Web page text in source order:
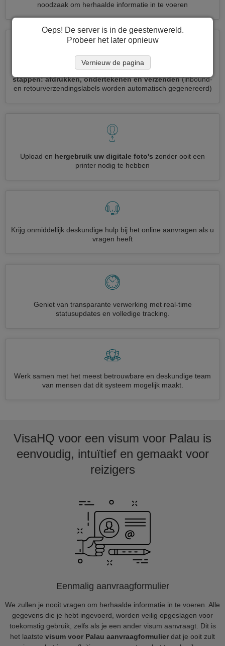
noodzaak om herhaalde informatie in te voeren
Verminder uw Palau visumaanvraag tot
stappen: afdrukken, ondertekenen en verzenden (inbound-
en retourverzendingslabels worden automatisch gegenereerd)
Upload en hergebruik uw digitale foto's zonder ooit een
printer nodig te hebben
Krijg onmiddellijk deskundige hulp bij het online aanvragen als u
vragen heeft
Geniet van transparante verwerking met real-time
statusupdates en volledige tracking.
Werk samen met het meest betrouwbare en deskundige team
van mensen dat dit systeem mogelijk maakt.
VisaHQ voor een visum voor Palau is
eenvoudig, intuïtief en gemaakt voor
reizigers
Eenmalig aanvraagformulier
We zullen je nooit vragen om herhaalde informatie in te voeren. Alle
gegevens die je hebt ingevoerd, worden veilig opgeslagen voor
toekomstig gebruik, zelfs als je een ander visum aanvraagt. Dit is
het laatste visum voor Palau aanvraagformulier dat je ooit zult
Oeps! De server is in de geestenwereld.
Probeer het later opnieuw
Vernieuw de pagina